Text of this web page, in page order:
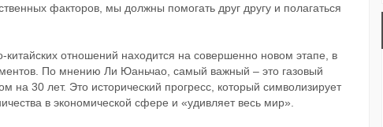
факторов, мы должны помогать друг другу и полагаться
китайских отношений находится на совершенно новом этапе, в
По мнению Ли Юаньчао, самый важный – это газовый
на 30 лет. Это исторический прогресс, который символизирует
в экономической сфере и «удивляет весь мир».